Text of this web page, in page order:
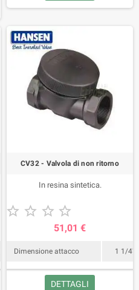
CV32 - Valvola di non ritorno
In resina sintetica.
   
51,01 €
Dimensione attacco 1 1/4"
DETTAGLI